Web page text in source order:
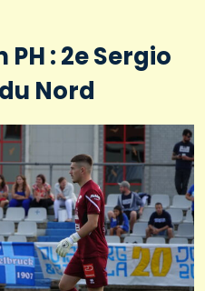
: 2e Sergio
Nord